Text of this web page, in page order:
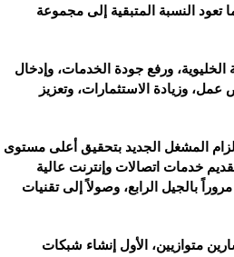
الشركة، فيما تعود النسبة المتبقية إلى ‌‏مجموعة
ورفع ‏جودة الخدمات، وإدخال
‏وزيادة الاستثمارات، وتعزيز
المشغل ‏الجديد بتحقيق أعلى مستوى
‏خدمات اتصالات وإنترنت عالية
بالجيل الرابع، ‏وصولاً إلى تقنيات
متوازيين، ‏الأول إنشاء شبكات